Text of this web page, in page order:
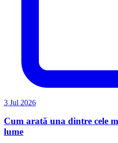
3 Jul 2026
Cum arată una dintre cele
lume